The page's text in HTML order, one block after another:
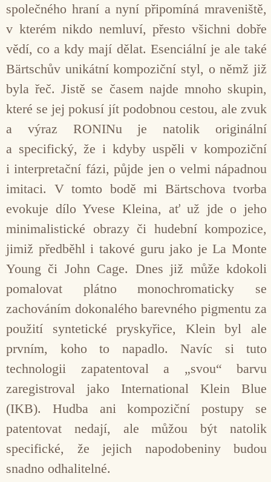
společného hraní a nyní připomíná mraveniště,
v kterém nikdo nemluví, přesto všichni dobře
vědí, co a kdy mají dělat. Esenciální je ale také
Bärtschův unikátní kompoziční styl, o němž již
byla řeč. Jistě se časem najde mnoho skupin,
které se jej pokusí jít podobnou cestou, ale zvuk
a výraz RONINu je natolik originální
a specifický, že i kdyby uspěli v kompoziční
i interpretační fázi, půjde jen o velmi nápadnou
imitaci. V tomto bodě mi Bärtschova tvorba
evokuje dílo Yvese Kleina, ať už jde o jeho
minimalistické obrazy či hudební kompozice,
jimiž předběhl i takové guru jako je La Monte
Young či John Cage. Dnes již může kdokoli
pomalovat plátno monochromaticky se
zachováním dokonalého barevného pigmentu za
použití syntetické pryskyřice, Klein byl ale
prvním, koho to napadlo. Navíc si tuto
technologii zapatentoval a „svou“ barvu
zaregistroval jako International Klein Blue
(IKB). Hudba ani kompoziční postupy se
patentovat nedají, ale můžou být natolik
specifické, že jejich napodobeniny budou
snadno odhalitelné.